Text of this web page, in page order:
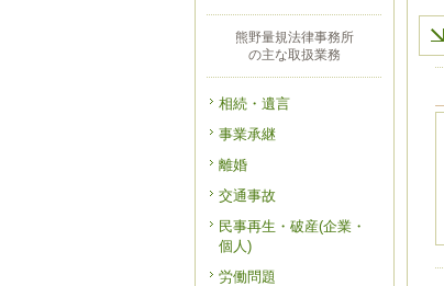
熊野量規法律事務所
の主な取扱業務
相続・遺言
事業承継
離婚
交通事故
民事再生・破産(企業・
個人)
労働問題